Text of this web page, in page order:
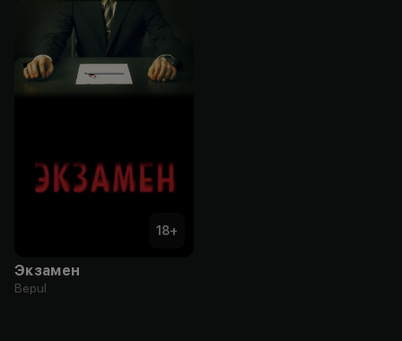
18+
Экзамен
Bepul